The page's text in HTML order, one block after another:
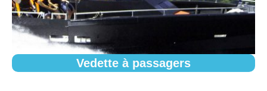
Vedette à passagers